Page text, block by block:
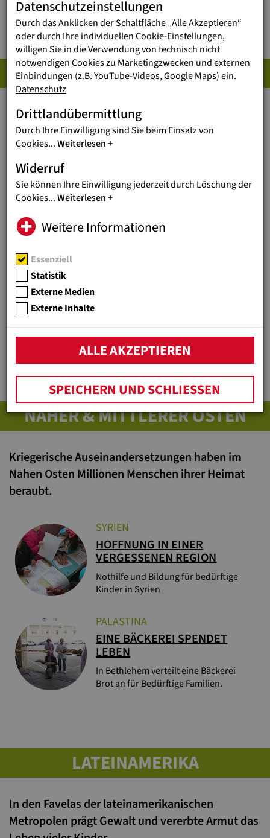
OSTEUROPA
Ganz nah bei uns – und doch erschreckend
vergessen.
SOZIALZENTRUM FÜR KINDER
UND FRAUEN
Sozialzentrum Laura Vicuña Schutz.
soziale Unterstützung für Albaniens
ärmste Kinder.
NAHER & MITTLERER OSTEN
Kriegerische Auseinandersetzungen haben im
Nahen Osten Millionen Menschen ihrer Heimat
beraubt.
SYRIEN
HOFFNUNG IN EINER
VERGESSENEN REGION
Nothilfe und Bildung für bedürftige
Kinder in Syrien
PALÄSTINA
EINE BÄCKEREI SPENDET
LEBEN
In Bethlehem verteilt eine Bäckerei
Brot an für Bedürftige Familien.
LATEINAMERIKA
In den Favelas der lateinamerikanischen
Metropolen prägt Gewalt und vererbte Armut das
Datenschutzeinstellungen
Durch das Anklicken der Schaltfläche „Alle Akzeptieren“
oder durch Ihre individuellen Cookie-Einstellungen,
willigen Sie in die Verwendung von technisch nicht
notwendigen Cookies zu Marketingzwecken und externen
Einbindungen (z.B. YouTube-Videos, Google Maps) ein.
Datenschutz
Drittlandübermittlung
Durch Ihre Einwilligung sind Sie beim Einsatz von
Cookies...Weiterlesen
Widerruf
Sie können Ihre Einwilligung jederzeit durch Löschung der
Cookies...Weiterlesen
Weitere Informationen
Essenziell
Statistik
Externe Medien
Externe Inhalte
ALLE AKZEPTIEREN
SPEICHERN UND SCHLIESSEN